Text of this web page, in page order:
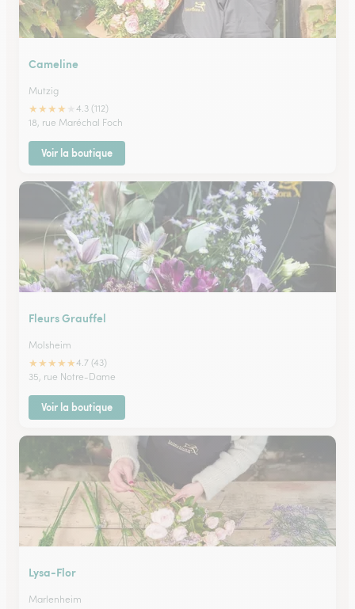
Cameline
Mutzig
★★★★
4.3 (112)
18, rue Maréchal Foch
Voir la boutique
Fleurs Grauffel
Molsheim
★★★★★4.7 (43)
35, rue Notre-Dame
Voir la boutique
Lysa-Flor
Marlenheim